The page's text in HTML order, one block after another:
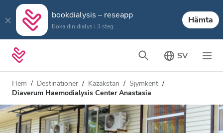
bookdialysis – reseapp
Boka din dialys i 3 steg
Hämta
SV
Hem Destinationer Kazakstan
Sjymkent
Diaverum Haemodialysis Center Anastasia